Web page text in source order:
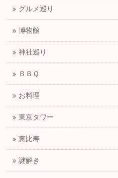
グルメ巡り
博物館
神社巡り
ＢＢＱ
お料理
東京タワー
恵比寿
謎解き